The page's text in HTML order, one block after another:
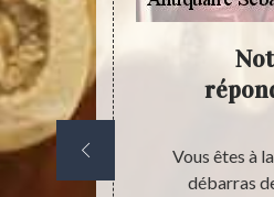
du
nombreux
votre
Vous êtes à
débarras